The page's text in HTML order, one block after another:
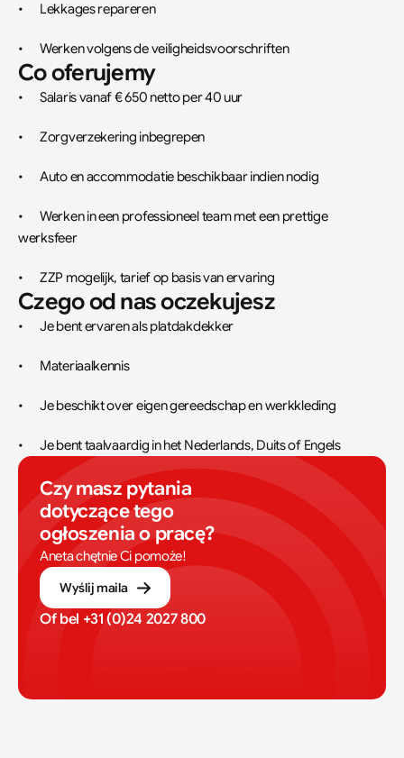
•	Lekkages repareren
•	Werken volgens de veiligheidsvoorschriften
Co oferujemy
•	Salaris vanaf € 650 netto per 40 uur
•	Zorgverzekering inbegrepen
•	Auto en accommodatie beschikbaar indien nodig
•	Werken in een professioneel team met een prettige
werksfeer
•	ZZP mogelijk, tarief op basis van ervaring
Czego od nas oczekujesz
•	Je bent ervaren als platdakdekker
•	Materiaalkennis
•	Je beschikt over eigen gereedschap en werkkleding
•	Je bent taalvaardig in het Nederlands, Duits of Engels
Czy masz pytania
dotyczące tego
ogłoszenia o pracę?
Aneta chętnie Ci pomoże!
Wyślij maila
Of bel +31 (0)24 2027 800